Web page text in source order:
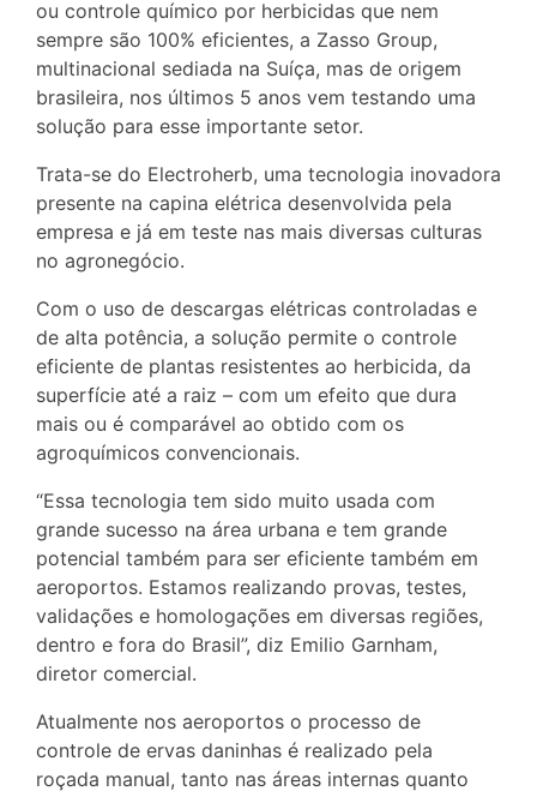
ou controle químico por herbicidas que nem
sempre são 100% eficientes, a Zasso Group,
multinacional sediada na Suíça, mas de origem
brasileira, nos últimos 5 anos vem testando uma
solução para esse importante setor.
Trata-se do Electroherb, uma tecnologia inovadora
presente na capina elétrica desenvolvida pela
empresa e já em teste nas mais diversas culturas
no agronegócio.
Com o uso de descargas elétricas controladas e
de alta potência, a solução permite o controle
eficiente de plantas resistentes ao herbicida, da
superfície até a raiz – com um efeito que dura
mais ou é comparável ao obtido com os
agroquímicos convencionais.
“Essa tecnologia tem sido muito usada com
grande sucesso na área urbana e tem grande
potencial também para ser eficiente também em
aeroportos. Estamos realizando provas, testes,
validações e homologações em diversas regiões,
dentro e fora do Brasil”, diz Emilio Garnham,
diretor comercial.
Atualmente nos aeroportos o processo de
controle de ervas daninhas é realizado pela
roçada manual, tanto nas áreas internas quanto